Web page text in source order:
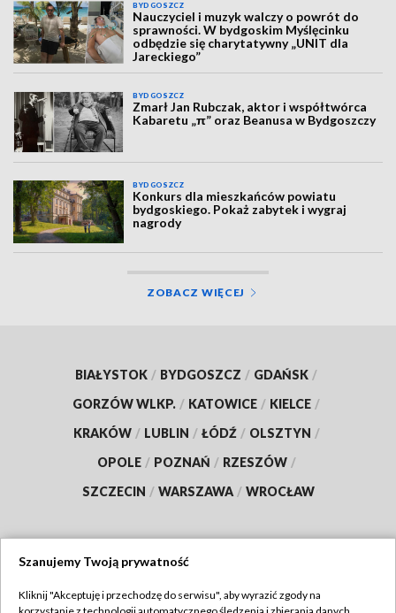
BYDGOSZCZ
Nauczyciel i muzyk walczy o powrót do
sprawności. W bydgoskim Myślęcinku
odbędzie się charytatywny „UNIT dla
Jareckiego”
BYDGOSZCZ
Zmarł Jan Rubczak, aktor i współtwórca
Kabaretu „π” oraz Beanusa w Bydgoszczy
BYDGOSZCZ
Konkurs dla mieszkańców powiatu
bydgoskiego. Pokaż zabytek i wygraj
nagrody
ZOBACZ WIĘCEJ
BIAŁYSTOK / BYDGOSZCZ / GDAŃSK /
GORZÓW WLKP. / KATOWICE / KIELCE /
KRAKÓW / LUBLIN / ŁÓDŹ / OLSZTYN /
OPOLE / POZNAŃ / RZESZÓW /
SZCZECIN / WARSZAWA / WROCŁAW
Szanujemy Twoją prywatność
Kliknij "Akceptuję i przechodzę do serwisu", aby wyrazić zgody na